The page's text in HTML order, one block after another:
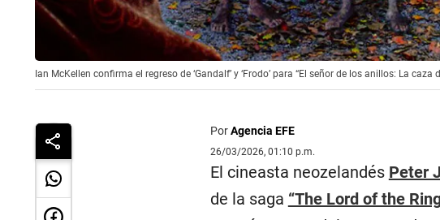
Ian McKellen confirma el regreso de ‘Gandalf’ y ‘Frodo’ para “El señor de los anillos: La
PorAgencia EFE
26/03/2026, 01:10 p.m.
El cineasta neozelandés Peter
de la saga “The Lord of the